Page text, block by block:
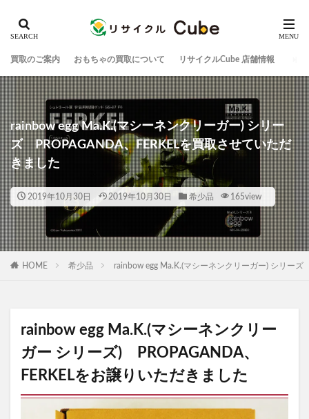
買取のご案内 おもちゃの買取について リサイクルCube 店舗情報
rainbow egg Ma.K.(マシーネンクリーガー) シリー
ズ PROPAGANDA、FERKELを買取させていただ
きました
2019年10月30日 2019年10月30日 希少品 165view
HOME 希少品 rainbow egg Ma.K.(マシーネンクリーガー) シリー
rainbow egg Ma.K.(マシーネンクリー
ガー シリーズ) PROPAGANDA、
FERKELをお譲りいただきました